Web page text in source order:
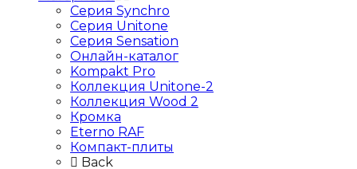
Серия Synchro
Серия Unitone
Серия Sensation
Онлайн-каталог
Kompakt Pro
Коллекция Unitone-2
Коллекция Wood 2
Кромка
Eterno RAF
Компакт-плиты
Back